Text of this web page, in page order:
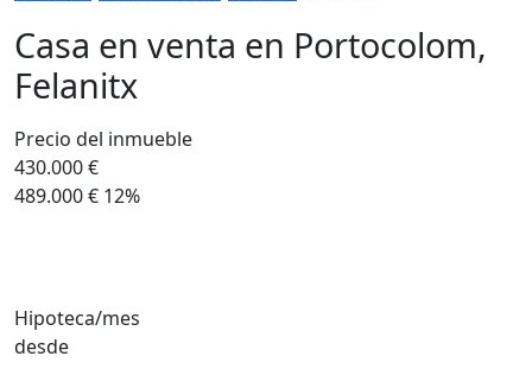
Casa en venta en Portocolom,
Felanitx
Precio del inmueble
430.000 €
489.000 € 12%
Hipoteca/mes
desde